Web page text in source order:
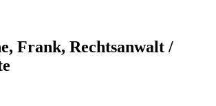
Frank, Rechtsanwalt /